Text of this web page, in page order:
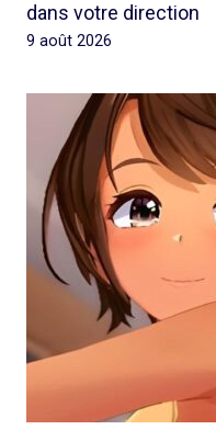
dans votre direction
9 août 2026